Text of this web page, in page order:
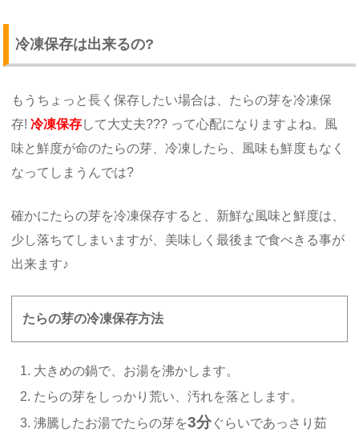
冷凍保存は出来るの?
もうちょっと長く保存したい場合は、たらの芽を冷凍保
存! 冷凍保存して大丈夫??? って心配になりますよね。風
味と鮮度が命のたらの芽、冷凍したら、風味も鮮度もなく
なってしまうんでは?
確かにたらの芽を冷凍保存すると、新鮮な風味と鮮度は、
少し落ちてしまいますが、美味しく最後まで食べきる事が
出来ます♪
たらの芽の冷凍保存方法
大きめの鍋で、お湯を沸かします。
たらの芽をしっかり荒い、汚れを落とします。
沸騰したお湯でたらの芽を3分ぐらいであっさり茹